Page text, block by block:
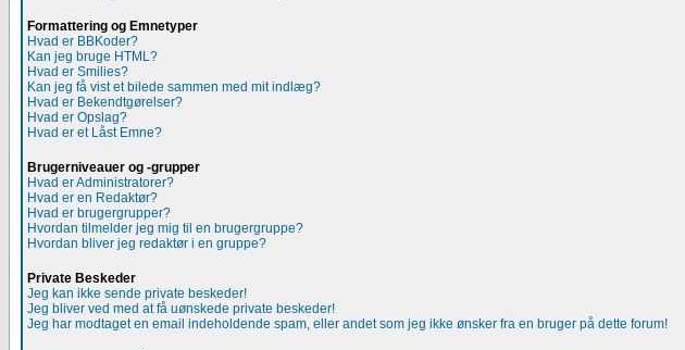
Formattering og Emnetyper
Hvad er BBKoder?
Kan jeg bruge HTML?
Hvad er Smilies?
Kan jeg få vist et bilede sammen med mit indlæg?
Hvad er Bekendtgørelser?
Hvad er Opslag?
Hvad er et Låst Emne?
Brugerniveauer og -grupper
Hvad er Administratorer?
Hvad er en Redaktør?
Hvad er brugergrupper?
Hvordan tilmelder jeg mig til en brugergruppe?
Hvordan bliver jeg redaktør i en gruppe?
Private Beskeder
Jeg kan ikke sende private beskeder!
Jeg bliver ved med at få uønskede private beskeder!
Jeg har modtaget en email indeholdende spam, eller andet som jeg ikke ønsker fra en bruger på dette forum!